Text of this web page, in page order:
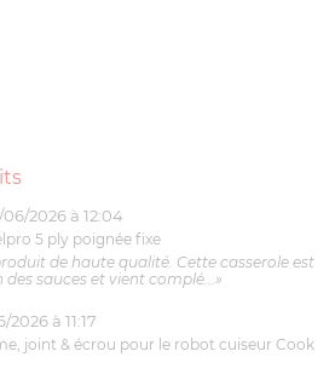
06/2026 à 12:04
5 ply poignée fixe
de haute qualité. Cette casserole est
sauces et vient complé...»
2026 à 11:17
joint & écrou pour le robot cuiseur Cook